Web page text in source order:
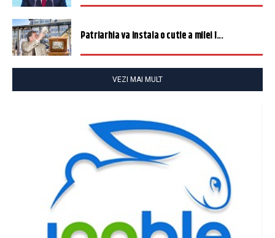
Patriarhia va instala o cutie a milei î...
VEZI MAI MULT